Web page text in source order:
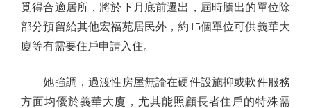
覓得合適居所，將於下月底前遷出，屆時騰出的單位除
部分預留給其他宏福苑居民外，約15個單位可供義華大
廈等有需要住戶申請入住。
她強調，過渡性房屋無論在硬件設施抑或軟件服務
方面均優於義華大廈，尤其能照顧長者住戶的特殊需